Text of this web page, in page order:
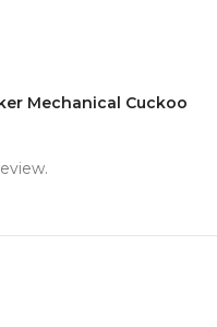
Mechanical Cuckoo